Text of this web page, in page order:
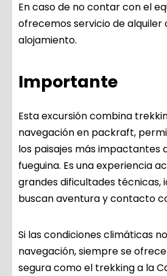
En caso de no contar con el
ofrecemos servicio de
alojamiento.
Importante
Esta excursión combina
navegación en packraft,
los paisajes más impactantes
fueguina. Es una experiencia
grandes dificultades técnicas,
buscan aventura y contacto
Si las condiciones climáticas
navegación, siempre se
segura como el trekking a la